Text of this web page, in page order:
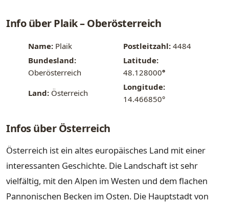
Info über Plaik – Oberösterreich
Name: Plaik Postleitzahl: 4484
Bundesland:
Oberösterreich
Latitude:
48.128000°
Land: Österreich
Longitude:
14.466850°
Infos über Österreich
Österreich ist ein altes europäisches Land mit einer
interessanten Geschichte. Die Landschaft ist sehr
vielfältig, mit den Alpen im Westen und dem flachen
Pannonischen Becken im Osten. Die Hauptstadt von